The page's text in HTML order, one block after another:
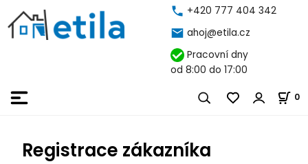
+420 777 404 342
ahoj@etila.cz
Pracovní dny
od 8:00 do 17:00
0
Registrace zákazníka